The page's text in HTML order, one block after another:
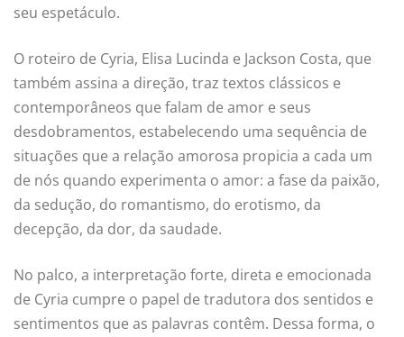
seu espetáculo.
O roteiro de Cyria, Elisa Lucinda e Jackson Costa, que
também assina a direção, traz textos clássicos e
contemporâneos que falam de amor e seus
desdobramentos, estabelecendo uma sequência de
situações que a relação amorosa propicia a cada um
de nós quando experimenta o amor: a fase da paixão,
da sedução, do romantismo, do erotismo, da
decepção, da dor, da saudade.
No palco, a interpretação forte, direta e emocionada
de Cyria cumpre o papel de tradutora dos sentidos e
sentimentos que as palavras contêm. Dessa forma, o